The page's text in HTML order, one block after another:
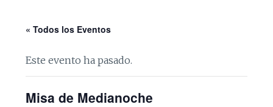
« Todos los Eventos
Este evento ha pasado.
Misa de Medianoche